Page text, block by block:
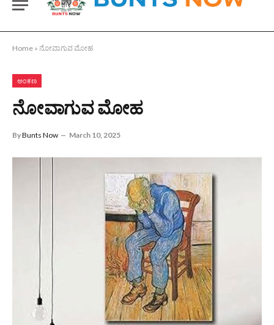
Home » ನೋವಾಗುವ ಮೋಹ
ಅಂಕಣ
ನೋವಾಗುವ ಮೋಹ
ByBunts Now March 10, 2025